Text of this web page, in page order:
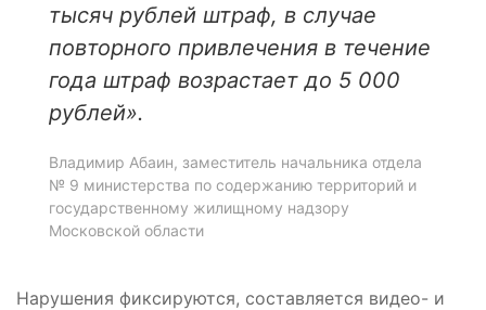
тысяч рублей штраф, в случае
повторного привлечения в течение
года штраф возрастает до 5 000
рублей».
Владимир Абаин, заместитель начальника отдела
№ 9 министерства по содержанию территорий и
государственному жилищному надзору
Московской области
Нарушения фиксируются, составляется видео- и